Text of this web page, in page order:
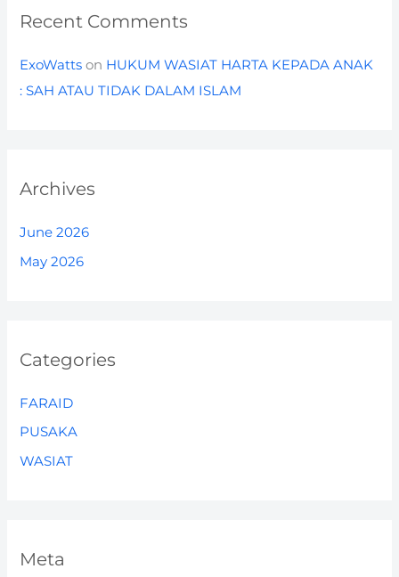
Recent Comments
ExoWatts on HUKUM WASIAT HARTA KEPADA ANAK
: SAH ATAU TIDAK DALAM ISLAM
Archives
June 2026
May 2026
Categories
FARAID
PUSAKA
WASIAT
Meta